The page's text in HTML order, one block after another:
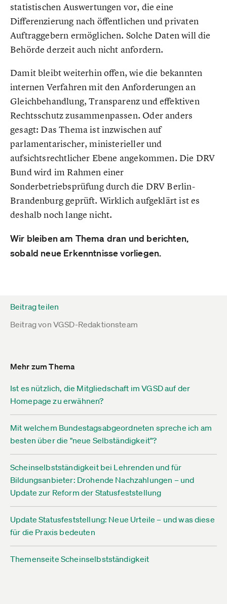
statistischen Auswertungen vor, die eine
Differenzierung nach öffentlichen und privaten
Auftraggebern ermöglichen. Solche Daten will die
Behörde derzeit auch nicht anfordern.
Damit bleibt weiterhin offen, wie die bekannten
internen Verfahren mit den Anforderungen an
Gleichbehandlung, Transparenz und effektiven
Rechtsschutz zusammenpassen. Oder anders
gesagt: Das Thema ist inzwischen auf
parlamentarischer, ministerieller und
aufsichtsrechtlicher Ebene angekommen. Die DRV
Bund wird im Rahmen einer
Sonderbetriebsprüfung durch die DRV Berlin-
Brandenburg geprüft. Wirklich aufgeklärt ist es
deshalb noch lange nicht.
Wir bleiben am Thema dran und berichten,
sobald neue Erkenntnisse vorliegen.
Beitrag teilen
Beitrag von VGSD-Redaktionsteam
Mehr zum Thema
Ist es nützlich, die Mitgliedschaft im VGSD auf der
Homepage zu erwähnen?
Mit welchem Bundestagsabgeordneten spreche ich am
besten über die "neue Selbständigkeit"?
Scheinselbstständigkeit bei Lehrenden und für
Bildungsanbieter: Drohende Nachzahlungen – und
Update zur Reform der Statusfeststellung
Update Statusfeststellung: Neue Urteile – und was diese
für die Praxis bedeuten
Themenseite Scheinselbstständigkeit